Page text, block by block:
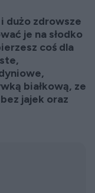
dużo zdrowsze
je na słodko
coś dla
białkową, ze
jajek oraz